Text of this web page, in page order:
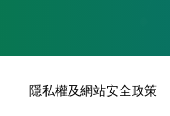
隱私權及網站安全政策